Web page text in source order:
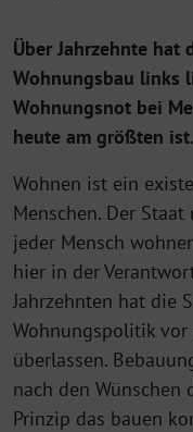
Über Jahrzehnte hat
Wohnungsbau links
Wohnungsnot bei
heute am größten ist.
Wohnen ist ein
Menschen. Der
jeder Mensch
hier in der
Jahrzehnten hat die
Wohnungspolitik
überlassen.
nach den
Prinzip das bauen